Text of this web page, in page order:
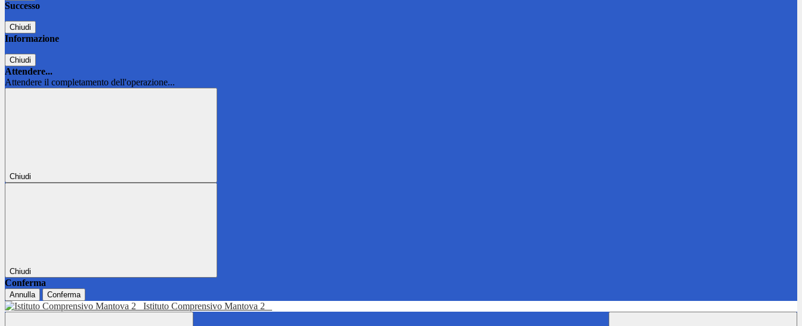
Successo
Chiudi
Informazione
Chiudi
Attendere...
Attendere il completamento dell'operazione...
Chiudi
Chiudi
Conferma
Annulla Conferma
Istituto Comprensivo Mantova 2